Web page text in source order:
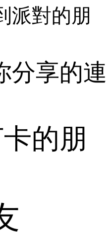
派對的朋
分享的連
的朋